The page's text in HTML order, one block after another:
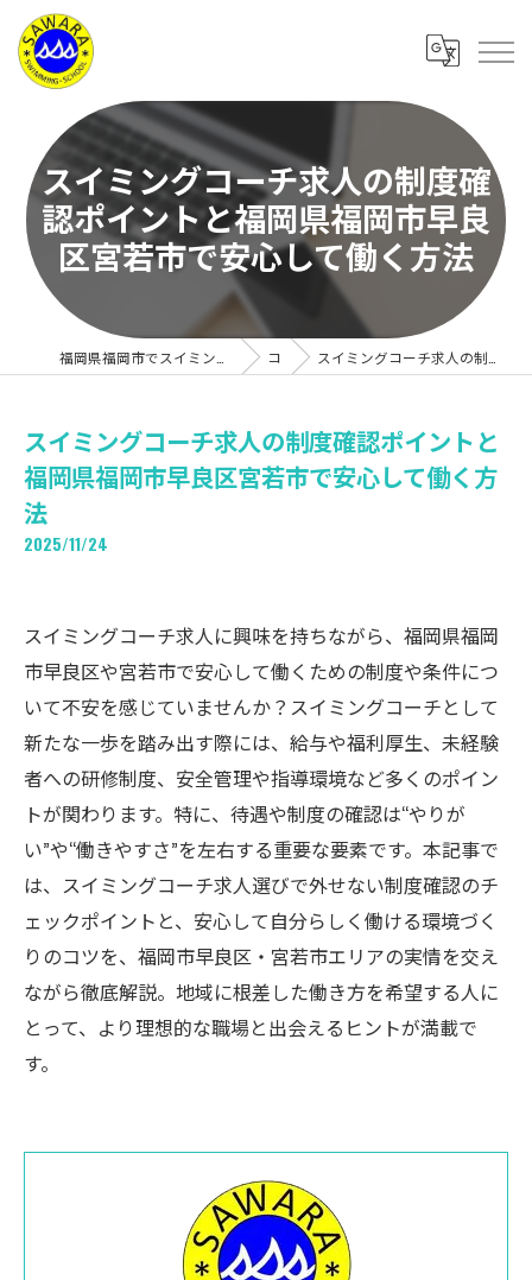
スイミングコーチ求人の制度確
認ポイントと福岡県福岡市早良
区宮若市で安心して働く方法
コラム スイミングコーチ求人の制度確認ポイントと福岡県福岡市早良区宮若市で安心して働く方法
スイミングコーチ求人の制度確認ポイントと
福岡県福岡市早良区宮若市で安心して働く方
法
2025/11/24
スイミングコーチ求人に興味を持ちながら、福岡県福岡
市早良区や宮若市で安心して働くための制度や条件につ
いて不安を感じていませんか？スイミングコーチとして
新たな一歩を踏み出す際には、給与や福利厚生、未経験
者への研修制度、安全管理や指導環境など多くのポイン
トが関わります。特に、待遇や制度の確認は“やりが
い”や“働きやすさ”を左右する重要な要素です。本記事で
は、スイミングコーチ求人選びで外せない制度確認のチ
ェックポイントと、安心して自分らしく働ける環境づく
りのコツを、福岡市早良区・宮若市エリアの実情を交え
ながら徹底解説。地域に根差した働き方を希望する人に
とって、より理想的な職場と出会えるヒントが満載で
す。